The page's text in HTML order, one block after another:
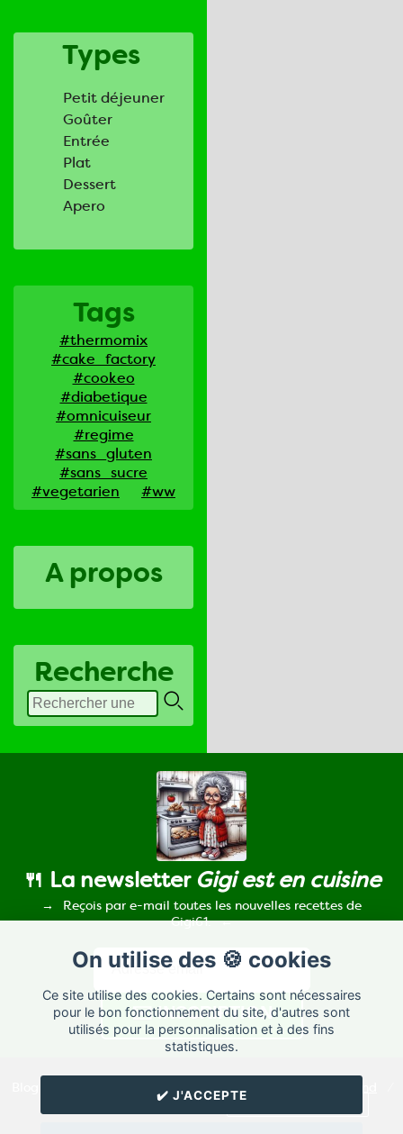
Types
Petit déjeuner
Goûter
Entrée
Plat
Dessert
Apero
Tags
#thermomix
#cake_factory
#cookeo
#diabetique
#omnicuiseur
#regime
#sans_gluten
#sans_sucre
#vegetarien
#ww
A propos
Recherche
On utilise des 🍪 cookies
Ce site utilise des cookies. Certains sont nécessaires
pour le bon fonctionnement du site, d'autres sont
utilisés pour la personnalisation et à des fins
statistiques.
✔️ J'ACCEPTE
🍴 La newsletter Gigi est en cuisine
Reçois par e-mail toutes les nouvelles recettes de
Gigi61.
Blog de recettes de cuisine de Gigi61
Réglage des cookies/ ✉️ Contacter Gigi61